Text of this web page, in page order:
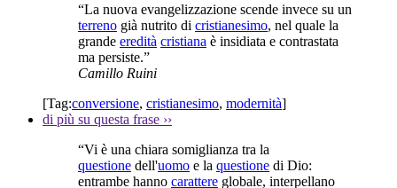
“La nuova evangelizzazione scende invece su un
terreno già nutrito di cristianesimo, nel quale la
grande eredità cristiana è insidiata e contrastata
ma persiste.”
Camillo Ruini
[Tag:conversione, cristianesimo, modernità]
di più su questa frase ››
“Vi è una chiara somiglianza tra la
questione dell'uomo e la questione di Dio:
entrambe hanno carattere globale, interpellano